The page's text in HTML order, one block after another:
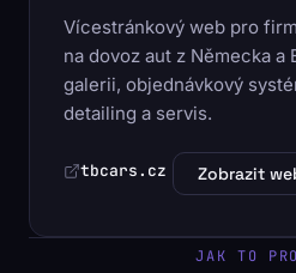
Vícestránkový web pro
na dovoz aut z Německa a
galerii, objednávkový
detailing a servis.
tbcars.cz Zobrazit
JAK TO